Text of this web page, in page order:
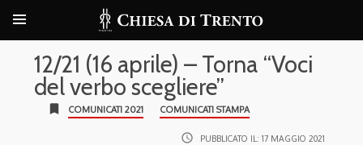
12/21 (16 aprile) – Torna “Voci
del verbo scegliere”
bookmark COMUNICATI 2021 COMUNICATI STAMPA
access_time PUBBLICATO IL: 17 MAGGIO 2021